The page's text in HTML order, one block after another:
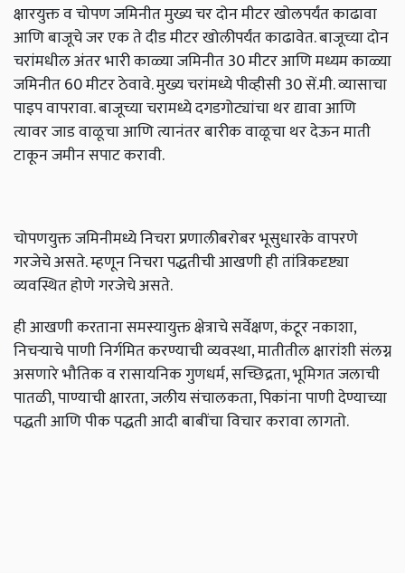
क्षारयुक्त व चोपण जमिनीत मुख्य चर दोन मीटर खोलपर्यंत काढावा
आणि बाजूचे जर एक ते दीड मीटर खोलीपर्यंत काढावेत. बाजूच्या दोन
चरांमधील अंतर भारी काळ्या जमिनीत 30 मीटर आणि मध्यम काळ्या
जमिनीत 60 मीटर ठेवावे. मुख्य चरांमध्ये पीव्हीसी 30 सें.मी. व्यासाचा
पाइप वापरावा. बाजूच्या चरामध्ये दगडगोट्यांचा थर द्यावा आणि
त्यावर जाड वाळूचा आणि त्यानंतर बारीक वाळूचा थर देऊन माती
टाकून जमीन सपाट करावी.
चोपणयुक्त जमिनीमध्ये निचरा प्रणालीबरोबर भूसुधारके वापरणे
गरजेचे असते. म्हणून निचरा पद्धतीची आखणी ही तांत्रिकदृष्ट्या
व्यवस्थित होणे गरजेचे असते.
ही आखणी करताना समस्यायुक्त क्षेत्राचे सर्वेक्षण, कंटूर नकाशा,
निचऱ्याचे पाणी निर्गमित करण्याची व्यवस्था, मातीतील क्षारांशी संलग्न
असणारे भौतिक व रासायनिक गुणधर्म, सच्छिद्रता, भूमिगत जलाची
पातळी, पाण्याची क्षारता, जलीय संचालकता, पिकांना पाणी देण्याच्या
पद्धती आणि पीक पद्धती आदी बाबींचा विचार करावा लागतो.